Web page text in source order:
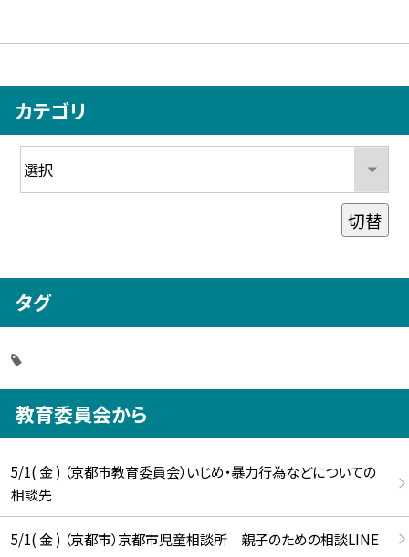
カテゴリ
切替
タグ
教育委員会から
5/1( 金 ) （京都市教育委員会）いじめ・暴力行為などについての
相談先
5/1( 金 ) （京都市）京都市児童相談所 親子のための相談LINE